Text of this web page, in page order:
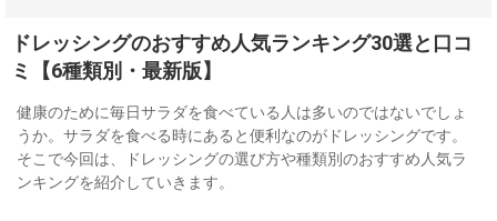
ドレッシングのおすすめ人気ランキング30選と口コ
ミ【6種類別・最新版】
健康のために毎日サラダを食べている人は多いのではないでしょ
うか。サラダを食べる時にあると便利なのがドレッシングです。
そこで今回は、ドレッシングの選び方や種類別のおすすめ人気ラ
ンキングを紹介していきます。